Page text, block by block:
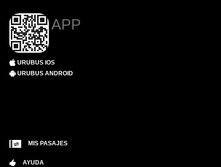
APP
URUBUS IOS
URUBUS ANDROID
MIS PASAJES
AYUDA